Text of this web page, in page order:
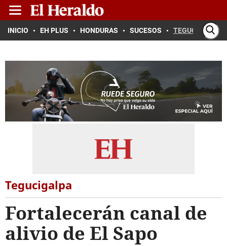
INICIO EH PLUS HONDURAS SUCESOS TEGUCIGALPA
Tegucigalpa
Fortalecerán canal de
alivio de El Sapo